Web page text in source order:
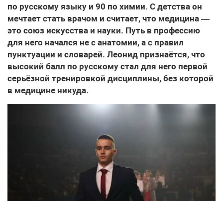
по русскому языку и 90 по химии. С детства он
мечтает стать врачом и считает, что медицина —
это союз искусства и науки. Путь в профессию
для него начался не с анатомии, а с правил
пунктуации и словарей. Леонид признаётся, что
высокий балл по русскому стал для него первой
серьёзной тренировкой дисциплины, без которой
в медицине никуда.